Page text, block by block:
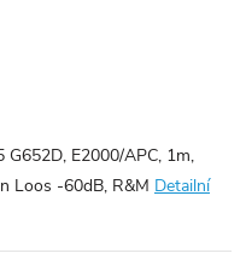
E2000/APC, 1m,
Loos -60dB, R&M Detailní